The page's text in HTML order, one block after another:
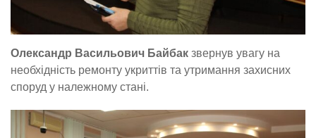
Олександр Васильович Байбак звернув увагу на
необхідність ремонту укриттів та утримання захисних
споруд у належному стані.